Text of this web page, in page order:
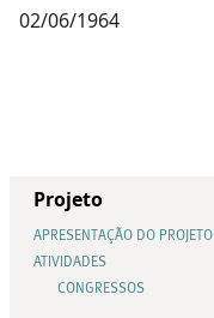
02/06/1964
Projeto
APRESENTAÇÃO DO PROJETO
ATIVIDADES
CONGRESSOS